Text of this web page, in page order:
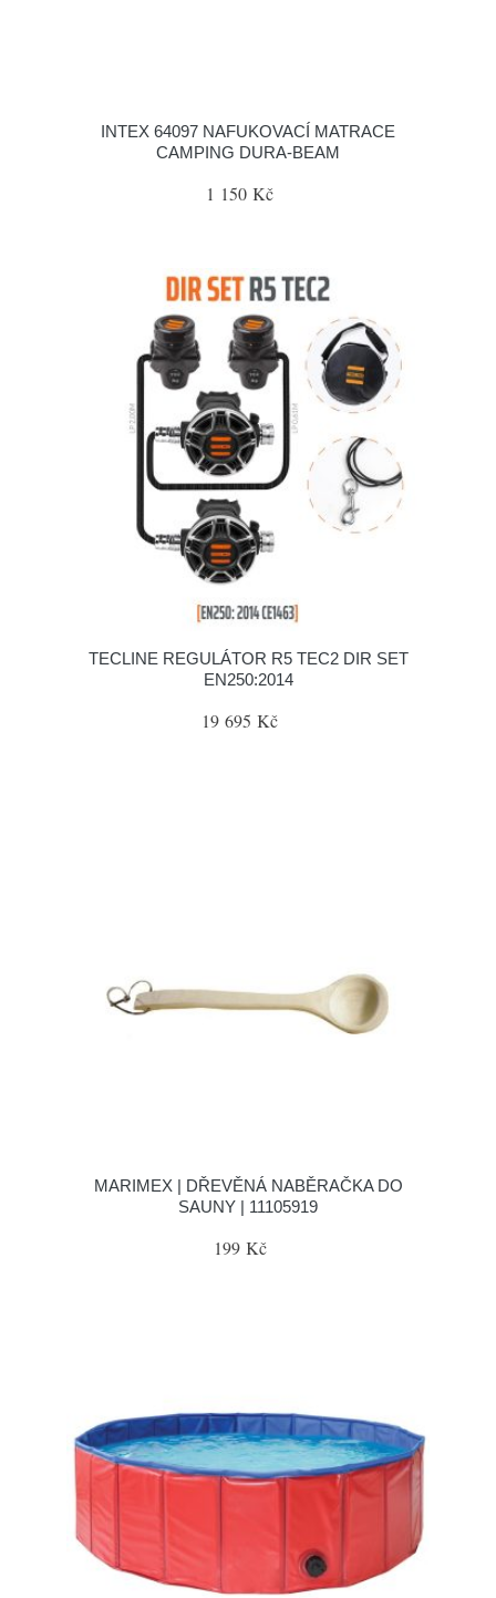
INTEX 64097 NAFUKOVACÍ MATRACE
CAMPING DURA-BEAM
1 150 Kč
TECLINE REGULÁTOR R5 TEC2 DIR SET
EN250:2014
19 695 Kč
MARIMEX | DŘEVĚNÁ NABĚRAČKA DO
SAUNY | 11105919
199 Kč